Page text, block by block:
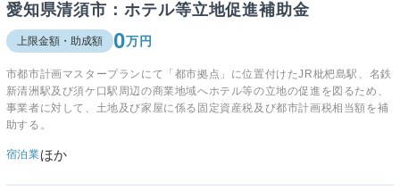
愛知県清須市：ホテル等立地促進補助金
上限金額・助成額 0万円
市都市計画マスタープランにて「都市拠点」に位置付けたJR枇杷島駅、名鉄
新清洲駅及び須ケ口駅周辺の商業地域へホテル等の立地の促進を図るため、
事業者に対して、土地及び家屋に係る固定資産税及び都市計画税相当額を補
助する。
宿泊業ほか